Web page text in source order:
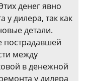
денег явно
у дилера, так как
детали.
пострадавшей
между
в денежной
у дилера